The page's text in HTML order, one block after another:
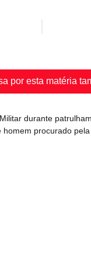
por esta matéria